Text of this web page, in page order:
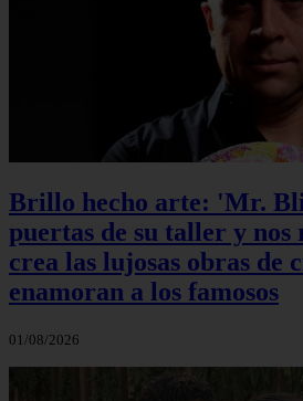
Brillo hecho arte: 'Mr.
puertas de su taller y nos
crea las lujosas obras de
enamoran a los famosos
01/08/2026